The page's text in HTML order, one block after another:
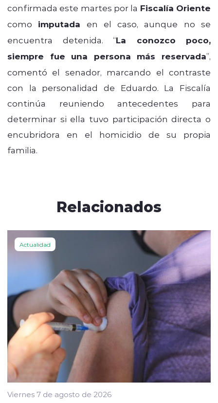
confirmada este martes por la Fiscalía Oriente
como imputada en el caso, aunque no se
encuentra detenida. “La conozco poco,
siempre fue una persona más reservada”,
comentó el senador, marcando el contraste
con la personalidad de Eduardo. La Fiscalía
continúa reuniendo antecedentes para
determinar si ella tuvo participación directa o
encubridora en el homicidio de su propia
familia.
Relacionados
Actualidad
Viernes 7 de agosto de 2026